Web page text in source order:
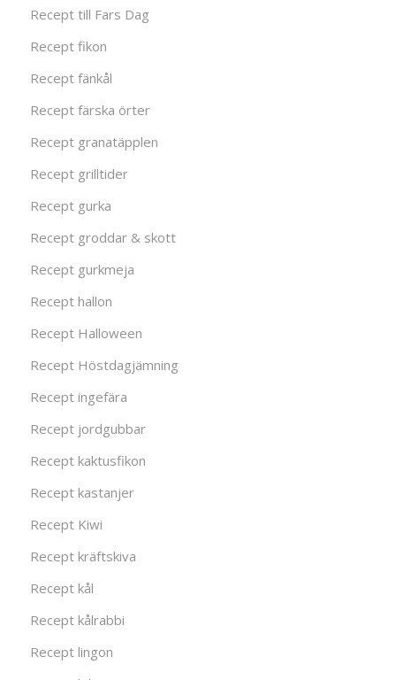
Recept till Fars Dag
Recept fikon
Recept fänkål
Recept färska örter
Recept granatäpplen
Recept grilltider
Recept gurka
Recept groddar & skott
Recept gurkmeja
Recept hallon
Recept Halloween
Recept Höstdagjämning
Recept ingefära
Recept jordgubbar
Recept kaktusfikon
Recept kastanjer
Recept Kiwi
Recept kräftskiva
Recept kål
Recept kålrabbi
Recept lingon